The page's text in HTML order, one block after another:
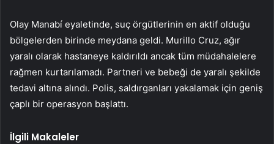
Olay Manabí eyaletinde, suç örgütlerinin en aktif olduğu
bölgelerden birinde meydana geldi. Murillo Cruz, ağır
yaralı olarak hastaneye kaldırıldı ancak tüm müdahalelere
rağmen kurtarılamadı. Partneri ve bebeği de yaralı şekilde
tedavi altına alındı. Polis, saldırganları yakalamak için geniş
çaplı bir operasyon başlattı.
İlgili Makaleler